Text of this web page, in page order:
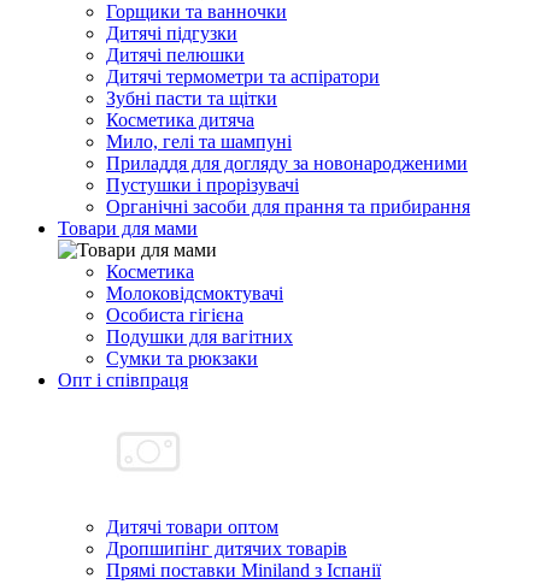
Горщики та ванночки
Дитячі підгузки
Дитячі пелюшки
Дитячі термометри та аспіратори
Зубні пасти та щітки
Косметика дитяча
Мило, гелі та шампуні
Приладдя для догляду за новонародженими
Пустушки і прорізувачі
Органічні засоби для прання та прибирання
Товари для мами
Косметика
Молоковідсмоктувачі
Особиста гігієна
Подушки для вагітних
Сумки та рюкзаки
Опт і співпраця
Дитячі товари оптом
Дропшипінг дитячих товарів
Прямі поставки Miniland з Іспанії